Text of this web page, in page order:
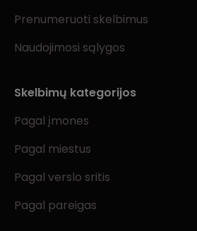
Prenumeruoti skelbimus
Naudojimosi sąlygos
Skelbimų kategorijos
Pagal įmones
Pagal miestus
Pagal verslo sritis
Pagal pareigas